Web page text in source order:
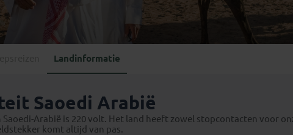
(4)
Kroatië(2)
Letland(3)
Moldavië(1)
Montenegro
Landinformatie
Saoedi Arabië
Arabië is 220 volt. Het land heeft zowel stopcontacten voor
komt altijd van pas.